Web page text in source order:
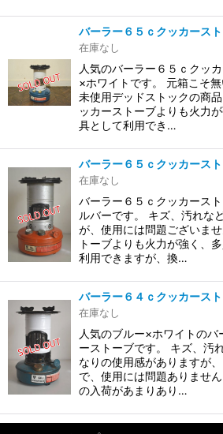
バーラー６５ｃクッカース
在庫なし
人気のバーラー６５ｃクッ
×ホワイトです。 元箱こそ
未使用デッドストックの商
ッカーストーブよりも火力
具として利用でき…
バーラー６５ｃクッカース
在庫なし
バーラー６５ｃクッカース
ルバーです。 キズ、汚れな
が、使用には問題ございま
トーブよりも火力が強く、
利用できますが、換…
バーラー６４ｃクッカース
在庫なし
人気のブルー×ホワイトのバ
ーストーブです。 キズ、汚
なりの使用感がありますが
で、使用には問題ありませ
の入荷があまりあり…